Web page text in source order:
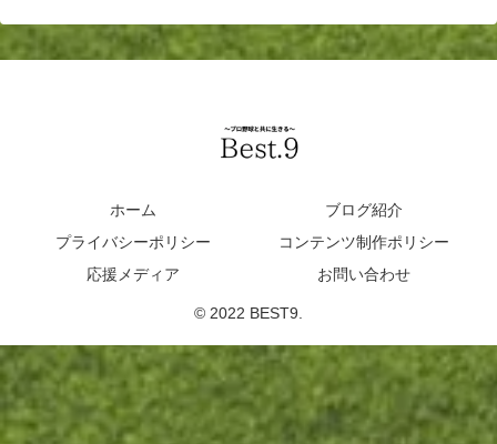
ホーム
ブログ紹介
プライバシーポリシー
コンテンツ制作ポリシー
応援メディア
お問い合わせ
© 2022 BEST9.